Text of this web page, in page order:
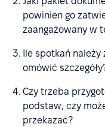
powinien go
zaangażowany w
Ile spotkań
omówić
Czy trzeba
podstaw, czy
przekazać?